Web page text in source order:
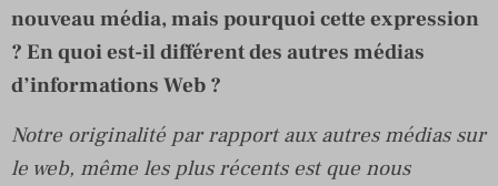
nouveau média, mais pourquoi cette expression
? En quoi est-il différent des autres médias
d’informations Web ?
Notre originalité par rapport aux autres médias sur
le web, même les plus récents est que nous